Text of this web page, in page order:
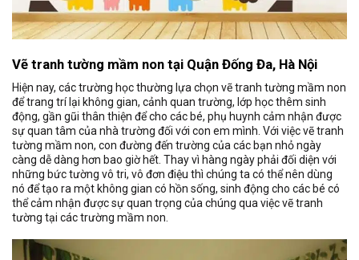
Vẽ tranh tường mầm non tại Quận Đống Đa, Hà Nội
Hiện nay, các trường học thường lựa chọn vẽ tranh tường mầm non
để trang trí lại không gian, cảnh quan trường, lớp học thêm sinh
động, gần gũi thân thiện để cho các bé, phụ huynh cảm nhận được
sự quan tâm của nhà trường đối với con em mình. Với việc vẽ tranh
tường mầm non, con đường đến trường của các bạn nhỏ ngày
càng dễ dàng hơn bao giờ hết. Thay vì hàng ngày phải đối diện với
những bức tường vô tri, vô đơn điệu thì chúng ta có thể nên dùng
nó để tạo ra một không gian có hồn sống, sinh động cho các bé có
thể cảm nhận được sự quan trọng của chúng qua việc vẽ tranh
tường tại các trường mầm non.